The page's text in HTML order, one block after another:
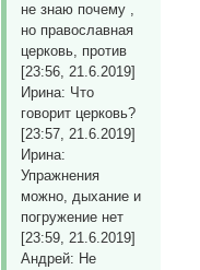
не знаю почему ,
но православная
церковь, против
[23:56, 21.6.2019]
Ирина: Что
говорит церковь?
[23:57, 21.6.2019]
Ирина:
Упражнения
можно, дыхание и
погружение нет
[23:59, 21.6.2019]
Андрей: Не